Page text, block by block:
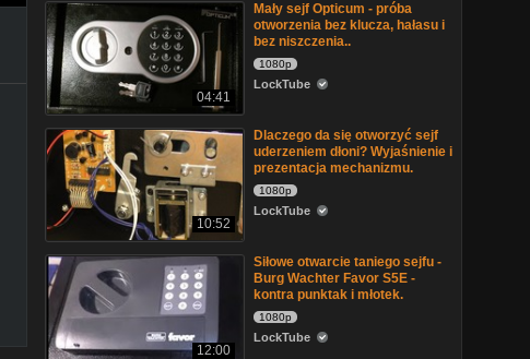
04:41
Mały sejf Opticum - próba
otworzenia bez klucza, hałasu i
bez niszczenia..
1080p
LockTube
10:52
Dlaczego da się otworzyć sejf
uderzeniem dłoni? Wyjaśnienie i
prezentacja mechanizmu.
1080p
LockTube
12:00
Siłowe otwarcie taniego sejfu -
Burg Wachter Favor S5E -
kontra punktak i młotek.
1080p
LockTube